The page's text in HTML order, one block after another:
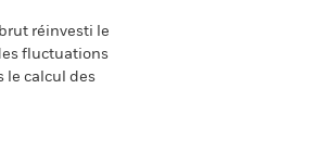
réinvesti le
fluctuations
le calcul des